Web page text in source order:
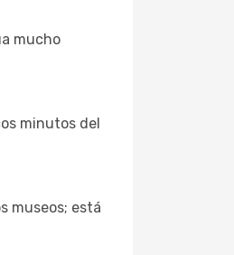
mucho
minutos del
museos; está